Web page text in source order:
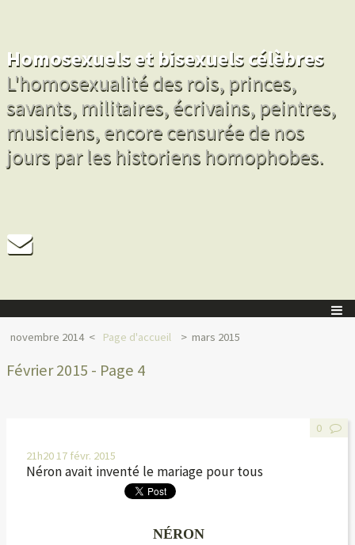
Homosexuels et bisexuels célèbres
L'homosexualité des rois, princes,
savants, militaires, écrivains, peintres,
musiciens, encore censurée de nos
jours par les historiens homophobes.
novembre 2014 Page d'accueil mars 2015
Février 2015 - Page 4
21h2017 févr. 2015
Néron avait inventé le mariage pour tous
NÉRON
0